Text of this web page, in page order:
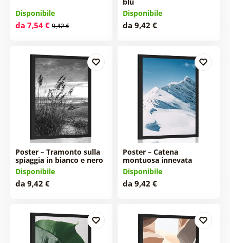
Disponibile
da 7,54 € 9,42 €
Disponibile
da 9,42 €
Poster – Tramonto sulla
spiaggia in bianco e nero
Disponibile
da 9,42 €
Poster – Catena
montuosa innevata
Disponibile
da 9,42 €